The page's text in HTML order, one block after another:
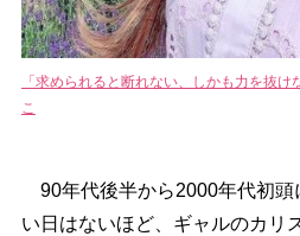
「求められると断れない、しかも力を抜
こ
90年代後半から2000年代初頭
い日はないほど、ギャルのカリ